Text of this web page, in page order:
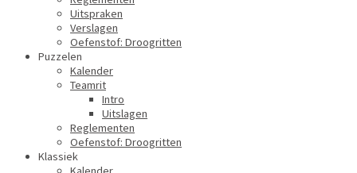
Uitspraken
Verslagen
Oefenstof: Droogritten
Puzzelen
Kalender
Teamrit
Intro
Uitslagen
Reglementen
Oefenstof: Droogritten
Klassiek